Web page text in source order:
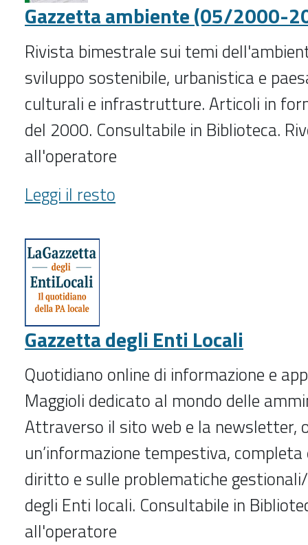
Gazzetta ambiente (05/2000-
Rivista bimestrale sui temi
sviluppo sostenibile, urbanistica e
culturali e infrastrutture. Articoli in
del 2000. Consultabile in Biblioteca.
all'operatore
Gazzetta
ambiente
2021)
-
Leggi il resto
Gazzetta degli Enti Locali
Quotidiano online di informazione e
Maggioli dedicato al mondo delle
Attraverso il sito web e la newsletter,
un’informazione tempestiva,
diritto e sulle problematiche
degli Enti locali. Consultabile in
all'operatore